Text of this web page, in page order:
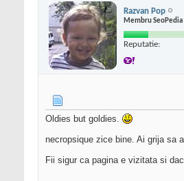
Razvan Pop
Membru SeoPedia
Reputatie:
Oldies but goldies.
necropsique zice bine. Ai grija sa
Fii sigur ca pagina e vizitata si